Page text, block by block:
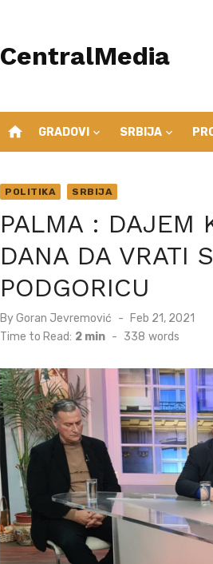
CentralMedia
home GRADOVI SRBIJA
POLITIKA SRBIJA
PALMA : DAJEM
DANA DA VRATI
PODGORICU
ByGoran Jevremović
Posted
on
Feb 21, 2021
Time to Read: 2 min - 338 words